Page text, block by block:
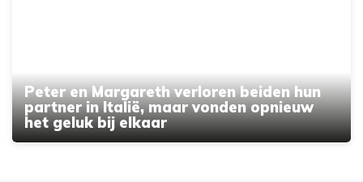
Peter en Margareth verloren beiden hun
partner in Italië, maar vonden opnieuw
het geluk bij elkaar